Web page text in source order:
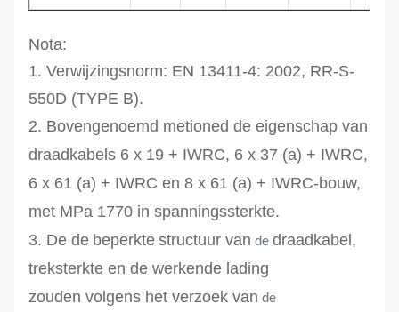
Nota:
1. Verwijzingsnorm: EN 13411-4: 2002, RR-S-
550D (TYPE B).
2. Bovengenoemd metioned de eigenschap van
draadkabels 6 x 19 + IWRC, 6 x 37 (a) + IWRC,
6 x 61 (a) + IWRC en 8 x 61 (a) + IWRC-bouw,
met MPa 1770 in spanningssterkte.
3. De de beperkte structuur van de draadkabel,
treksterkte en de werkende lading
zouden volgens het verzoek van de